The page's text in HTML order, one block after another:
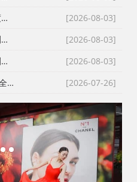
[2026-08-03]
2026成都活动策划服务商深度测评：舞台搭建、会务演艺落地怎么选？政企采购避坑指南
[2026-08-03]
2026成都活动策划公司深度测评｜宴会策划、现场搭建、落地执行一站式服务商怎么选
[2026-08-03]
2026成都活动策划公司深度测评｜政企采购甄选靠谱会务庆典服务商指南
[2026-07-26]
成都活动策划公司选型推荐与全品类服务项目详解｜开业庆典/搭建/演艺/避坑攻略